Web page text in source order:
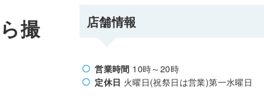
撮
店舗情報
営業時間 10時～20時
定休日 火曜日(祝祭日は営業)第一水曜日